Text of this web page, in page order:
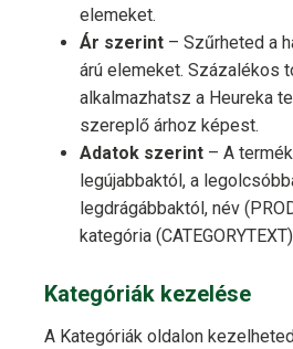
elemeket.
Ár szerint – Szűrheted a
árú elemeket. Százalékos
alkalmazhatsz a Heureka
szereplő árhoz képest.
Adatok szerint – A
legújabbaktól, a
legdrágábbaktól, név
kategória
Kategóriák kezelése
A Kategóriák oldalon